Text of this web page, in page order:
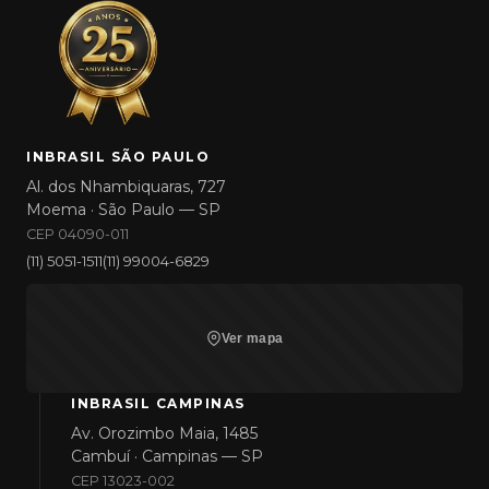
INBRASIL SÃO PAULO
Al. dos Nhambiquaras, 727
Moema · São Paulo — SP
CEP 04090-011
(11) 5051-1511(11) 99004-6829
Ver mapa
INBRASIL CAMPINAS
Av. Orozimbo Maia, 1485
Cambuí · Campinas — SP
CEP 13023-002